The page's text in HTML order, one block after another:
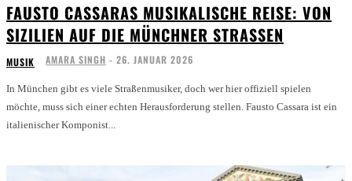
FAUSTO CASSARAS MUSIKALISCHE REISE: VON
SIZILIEN AUF DIE MÜNCHNER STRASSEN
MUSIK AMARA SINGH - 26. JANUAR 2026
In München gibt es viele Straßenmusiker, doch wer hier offiziell spielen
möchte, muss sich einer echten Herausforderung stellen. Fausto Cassara ist ein
italienischer Komponist...